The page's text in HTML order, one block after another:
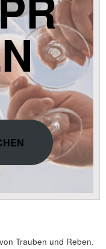
Trauben und Reben.